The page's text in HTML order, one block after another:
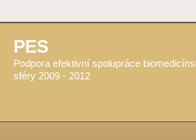
PES
Podpora efektivní spolupráce
sféry 2009 - 2012